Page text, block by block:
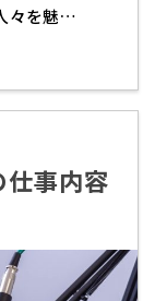
々を魅…
事内容